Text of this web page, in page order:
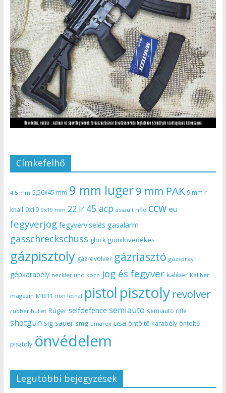
Címkefelhő
4,5 mm 5,56x45 mm 9 mm luger9 mm PAK 9 mm r
knall 9x19 9x19 mm 22 lr 45 acp assault rifle ccw eu
fegyverjog fegyverviselés gasalarm
gasschreckschuss glock gumilövedékes
gázpisztoly gázrevolver gázriasztó gázspray
gépkarabély heckler und koch jog és fegyver kaliber Kaliber
magazin M1911 non lethal pistol pisztoly revolver
rubber bullet Ruger selfdefence semiauto semiauto rifle
shotgun sig sauer smg umarex usa öntöltő karabély öntöltő
pisztoly önvédelem
Legutóbbi bejegyzések